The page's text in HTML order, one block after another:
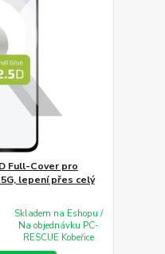
Full-Cover pro
lepení přes celý
Skladem na Eshopu /
Na objednávku PC-
RESCUE Kobeřice